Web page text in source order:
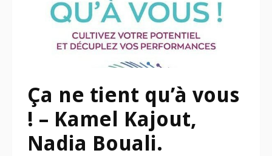
Ça ne tient qu’à vous
! – Kamel Kajout,
Nadia Bouali.